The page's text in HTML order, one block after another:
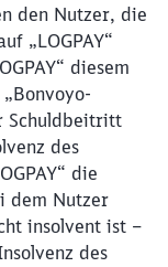
den Nutzer, die
„LOGPAY“
diesem
Schuldbeitritt
des
die
dem Nutzer
insolvent ist –
des